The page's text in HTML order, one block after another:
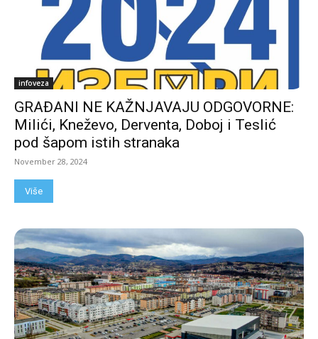
infoveza
GRAĐANI NE KAŽNJAVAJU ODGOVORNE:
Milići, Kneževo, Derventa, Doboj i Teslić
pod šapom istih stranaka
November 28, 2024
Više